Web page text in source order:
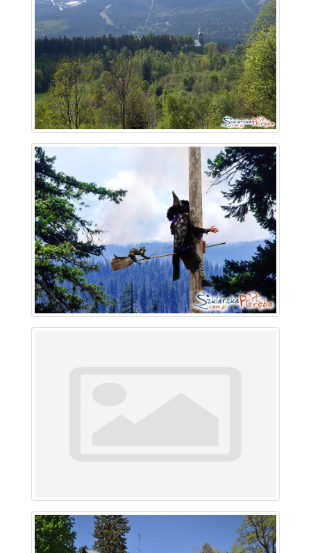
~ 1.4 km
~ 1.5 km